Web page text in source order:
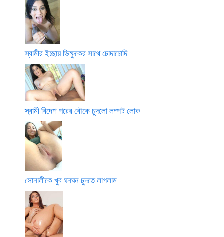
স্বামীর ইচ্ছায় ভিক্ষুকের সাথে চোদাচোদি
স্বামী বিদেশ পরের বৌকে চুদলো লম্পট লোক
সোনালীকে খুব ঘনঘন চুদতে লাগলাম